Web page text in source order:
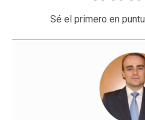
Sé el primero en